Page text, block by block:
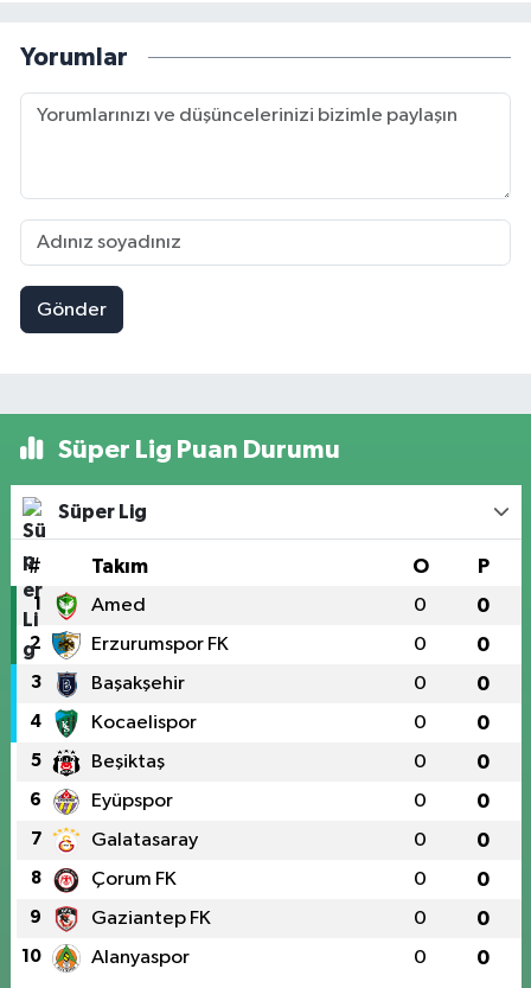
Yorumlar
Gönder
Süper Lig Puan Durumu
Süper Lig
# Takım O P
1 Amed 0 0
2 Erzurumspor FK 0 0
3 Başakşehir 0 0
4 Kocaelispor 0 0
5 Beşiktaş 0 0
6 Eyüpspor 0 0
7 Galatasaray 0 0
8 Çorum FK 0 0
9 Gaziantep FK 0 0
10 Alanyaspor 0 0